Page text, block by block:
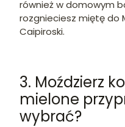
również w domowym
rozgnieciesz miętę do
Caipiroski.
3. Moździerz
mielone
wybrać?